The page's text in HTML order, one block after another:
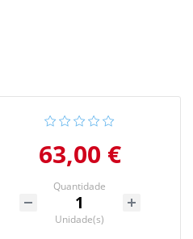
63,00 €
Quantidade
Unidade(s)